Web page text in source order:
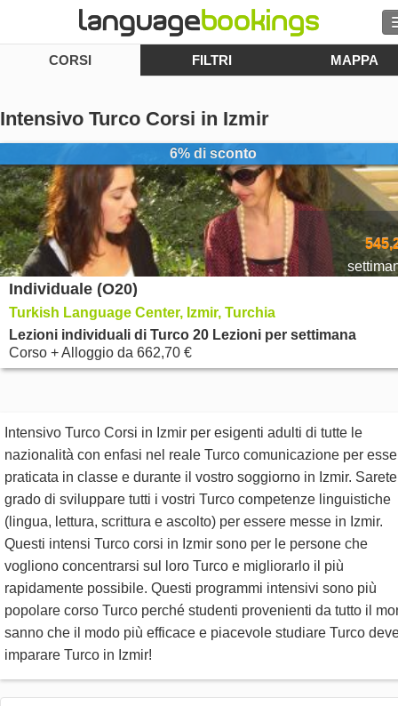
Cerca
SFOGLIARE
Entra
Aiuto
Valuta €
Lingua
CORSI FILTRI MAPPA
Intensivo Turco Corsi in Izmir
6% di sconto
Individuale (O20)
Turkish Language Center, Izmir, Turchia
Lezioni individuali di Turco 20 Lezioni per settimana
Corso + Alloggio da 662,70 €
Intensivo Turco Corsi in Izmir per esigenti adulti di tutte le
nazionalità con enfasi nel reale Turco comunicazione per
praticata in classe e durante il vostro soggiorno in Izmir.
grado di sviluppare tutti i vostri Turco competenze linguistiche
(lingua, lettura, scrittura e ascolto) per essere messe in Izmir.
Questi intensi Turco corsi in Izmir sono per le persone che
vogliono concentrarsi sul loro Turco e migliorarlo il più
rapidamente possibile. Questi programmi intensivi sono più
popolare corso Turco perché studenti provenienti da tutto il
sanno che il modo più efficace e piacevole studiare Turco
imparare Turco in Izmir!